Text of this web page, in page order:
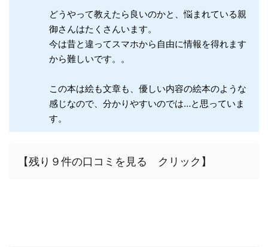
どうやって教えたら良いのかと、悩まれている親
御さんはたくさんいます。
今は昔と違ってスマホから自由に情報を得れます
から難しいです。。
この本は絵も文章も、優しい内容の絵本のような
感じなので、分かりやすいのでは…と思っていま
す。
【残り９件の口コミを見る クリック】